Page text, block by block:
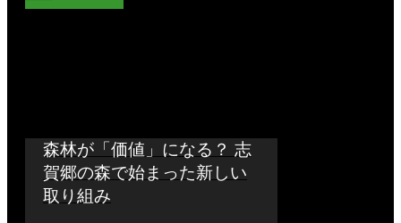
森林が「価値」になる？ 志
賀郷の森で始まった新しい
取り組み